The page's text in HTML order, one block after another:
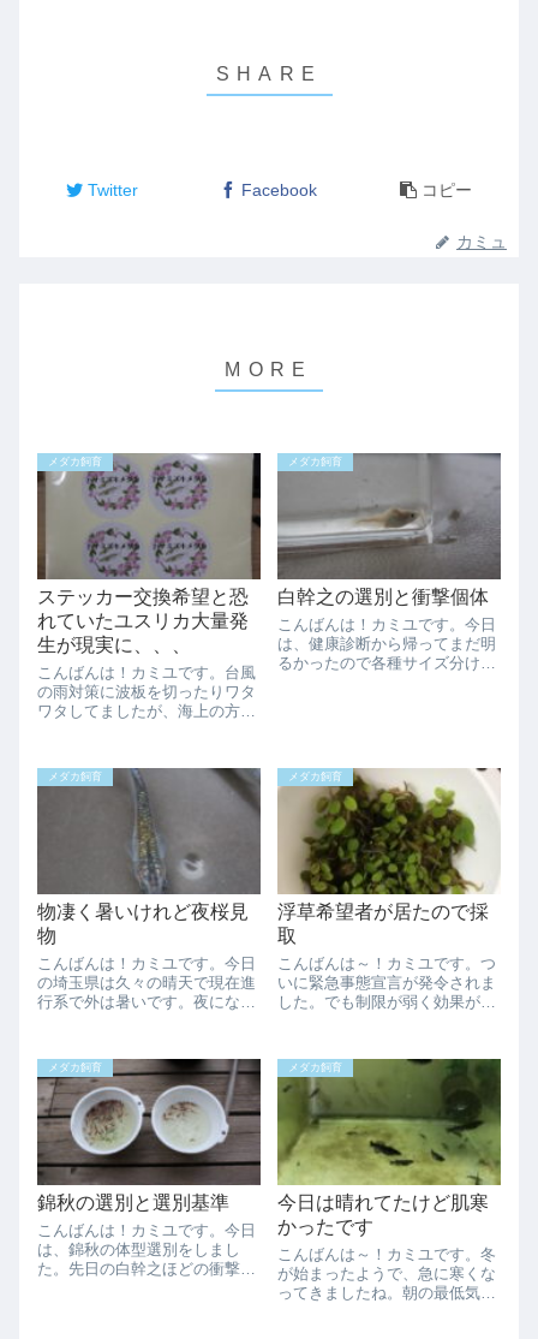
Twitter Facebook コピー
カミュ
メダカ飼育
ステッカー交換希望と恐
れていたユスリカ大量発
生が現実に、、、
こんばんは！カミユです。台風
の雨対策に波板を切ったりワタ
ワタしてましたが、海上の方へ
雨の方は警戒が必要ですのであ
まり気を抜かず居ないとです。
ステッカー交換して頂ける方募
集致します！こち...
メダカ飼育
白幹之の選別と衝撃個体
こんばんは！カミユです。今日
は、健康診断から帰ってまだ明
るかったので各種サイズ分けを
ちが合格こっちが...
メダカ飼育
物凄く暑いけれど夜桜見
物
こんばんは！カミユです。今日
の埼玉県は久々の晴天で現在進
行系で外は暑いです。夜になっ
気温がおかしな事になっていま
せんかね、、、自分が子供の頃
（30年以上前）は爽やかな感じ
の天気だった...
メダカ飼育
浮草希望者が居たので採
取
こんばんは～！カミユです。つ
いに緊急事態宣言が発令されま
した。でも制限が弱く効果が出
出掛けられない、、、ツマラナ
イから早く収まってほしいで
す。さてサンショウモですが希
望者が居たので採取...
メダカ飼育
錦秋の選別と選別基準
こんばんは！カミユです。今日
は、錦秋の体型選別をしまし
た。先日の白幹之ほどの衝撃個
メダカ飼育
今日は晴れてたけど肌寒
かったです
こんばんは～！カミユです。冬
が始まったようで、急に寒くな
ってきましたね。朝の最低気温